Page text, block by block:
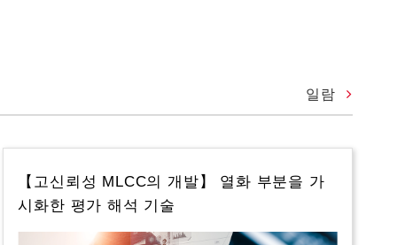
일람
【고신뢰성 MLCC의 개발】 열화 부분을 가
시화한 평가 해석 기술